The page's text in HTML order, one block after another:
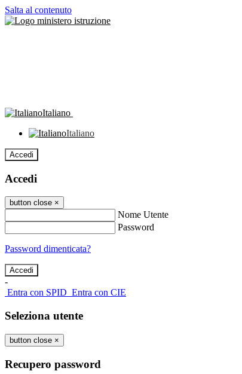
Salta al contenuto
Italiano
Italiano
Accedi
Accedi
button close ×
Nome Utente
Password
Password dimenticata?
-
Entra con SPID Entra con CIE
Seleziona utente
button close ×
Recupero password